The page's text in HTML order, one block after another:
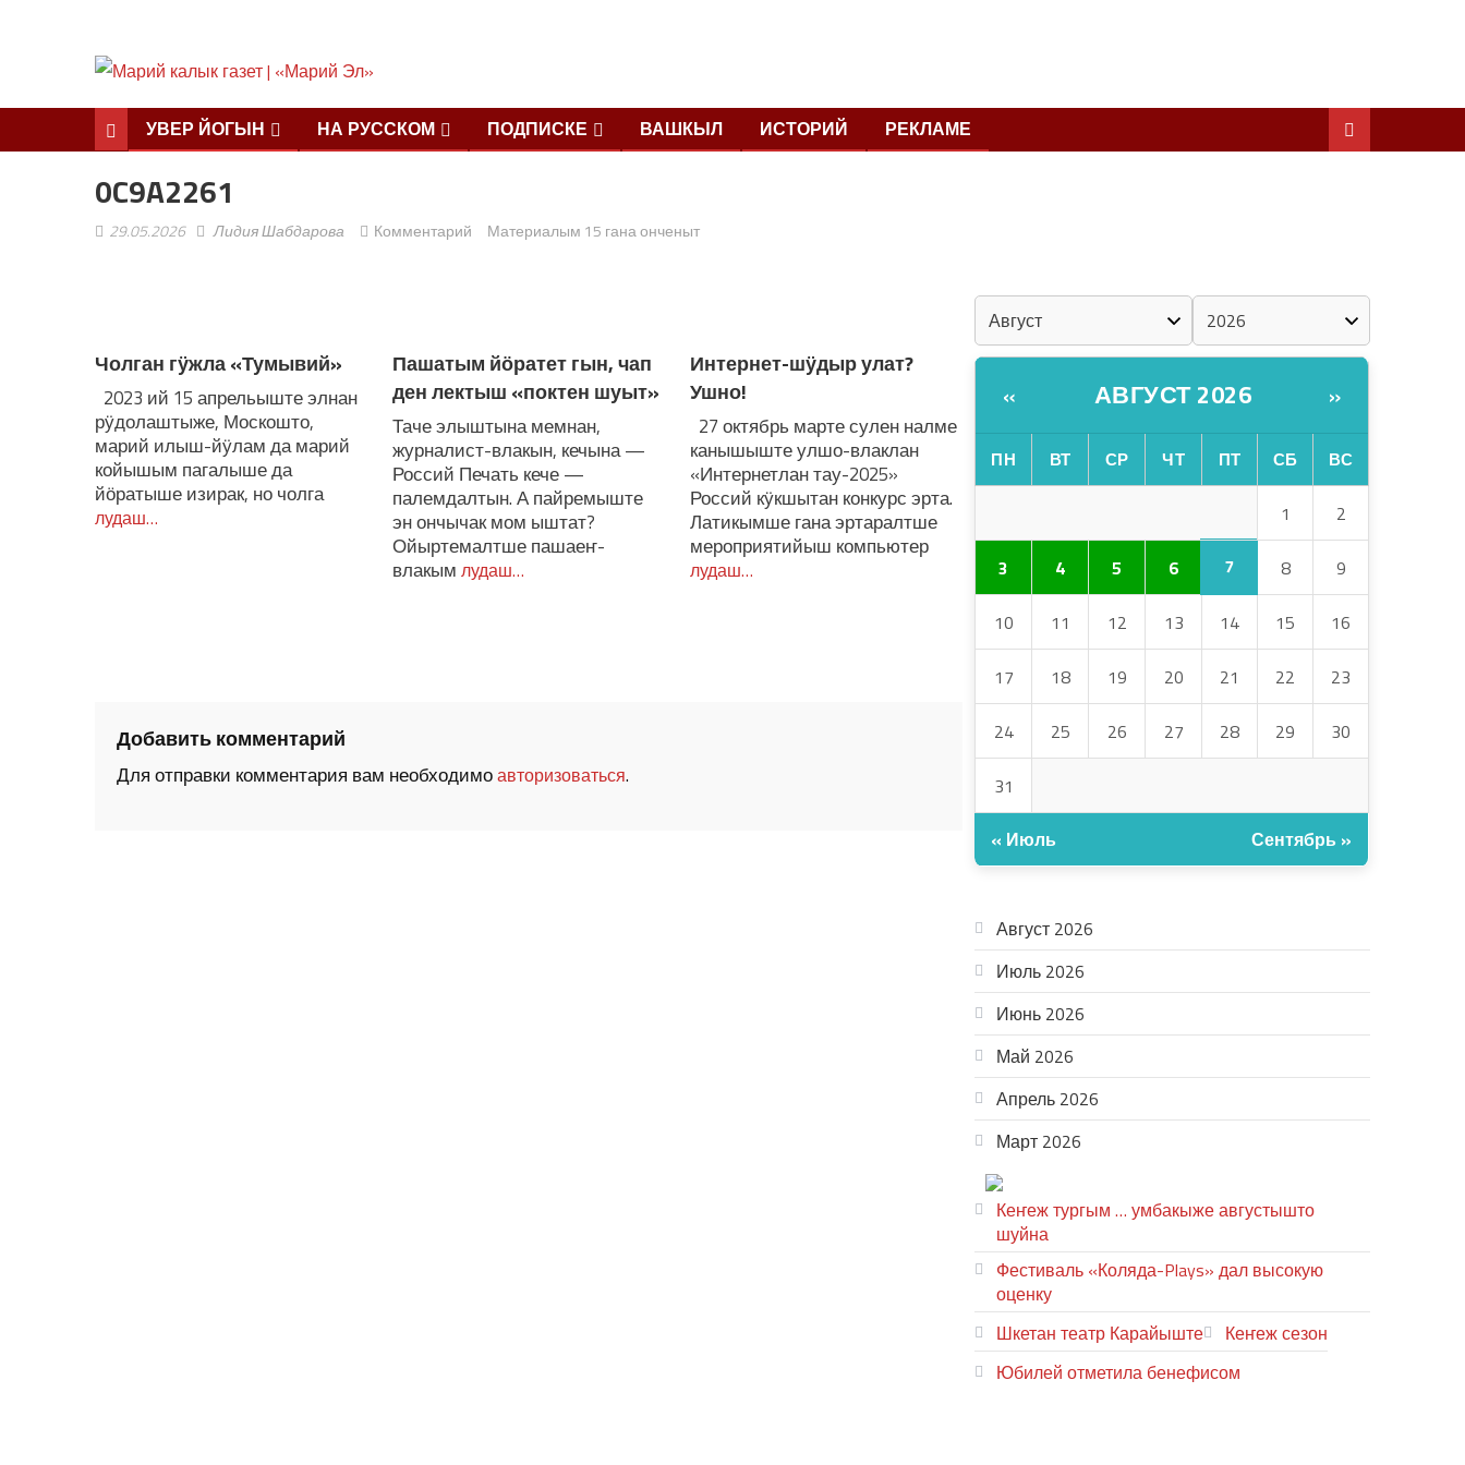
УВЕР ЙОГЫН НА РУССКОМ ПОДПИСКЕ ВАШКЫЛ ИСТОРИЙ РЕКЛАМЕ
0C9A2261
29.05.2026 Лидия Шабдарова Комментарий Материалым 15 гана онченыт
Чолган гӱжла «Тумывий»
2023 ий 15 апрельыште элнан
рӱдолаштыже, Москошто,
марий илыш-йӱлам да марий
койышым пагалыше да
йӧратыше изирак, но чолга
лудаш…
Пашатым йӧратет гын, чап
ден лектыш «поктен шуыт»
Таче элыштына мемнан,
журналист-влакын, кечына —
Россий Печать кече —
палемдалтын. А пайремыште
эн ончычак мом ыштат?
Ойыртемалтше пашаеҥ-
влакым лудаш…
Интернет-шӱдыр улат?
Ушно!
27 октябрь марте сулен налме
канышыште улшо-влаклан
«Интернетлан тау-2025»
Россий кӱкшытан конкурс эрта.
Латикымше гана эртаралтше
мероприятийыш компьютер
лудаш…
Добавить комментарий
Для отправки комментария вам необходимоавторизоваться.
« АВГУСТ 2026 »
ПН ВТ СР ЧТ ПТ СБ ВС
1 2
3 4 5 6 7 8 9
10 11 12 13 14 15 16
17 18 19 20 21 22 23
24 25 26 27 28 29 30
31
« Июль Сентябрь »
Август 2026
Июль 2026
Июнь 2026
Май 2026
Апрель 2026
Март 2026
Кеҥеж тургым … умбакыже августышто
шуйна
Фестиваль «Коляда-Plays» дал высокую
оценку
Шкетан театр Карайыште
Кеҥеж сезон
Юбилей отметила бенефисом